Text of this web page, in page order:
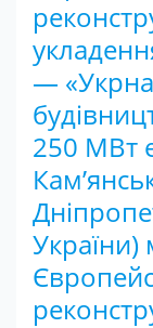
—
250 МВт
України)